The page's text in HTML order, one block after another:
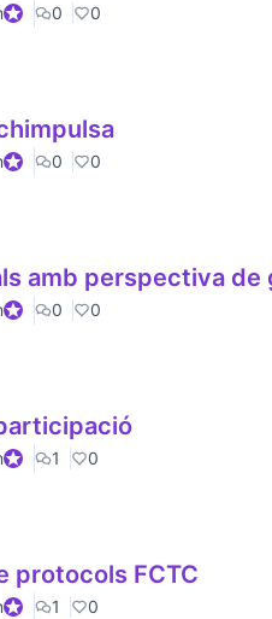
Official participant
0 0
Official participant
0 0
amb perspectiva de
Official participant
0 0
Official participant
1 0
protocols FCTC
Official participant
1 0